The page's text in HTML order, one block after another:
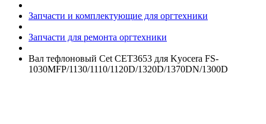
Запчасти и комплектующие для оргтехники
Запчасти для ремонта оргтехники
Вал тефлоновый Cet CET3653 для Kyocera FS-
1030MFP/­1130/­1110/­1120D/­1320D/­1370DN/­1300D